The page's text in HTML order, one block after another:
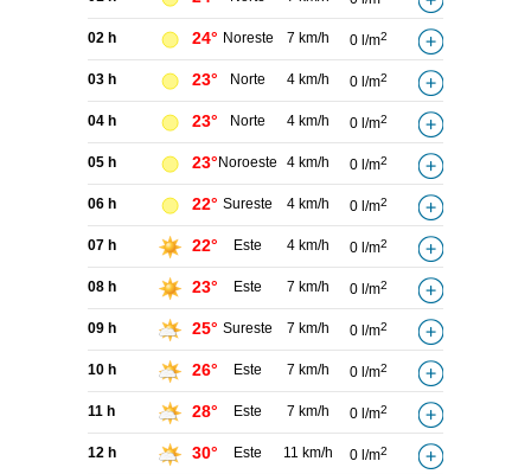
02 h 24° Noreste 7 km/h 0 l/m2
03 h 23° Norte 4 km/h 0 l/m2
04 h 23° Norte 4 km/h 0 l/m2
05 h 23° Noroeste 4 km/h 0 l/m2
06 h 22° Sureste 4 km/h 0 l/m2
07 h 22° Este 4 km/h 0 l/m2
08 h 23° Este 7 km/h 0 l/m2
09 h 25° Sureste 7 km/h 0 l/m2
10 h 26° Este 7 km/h 0 l/m2
11 h 28° Este 7 km/h 0 l/m2
12 h 30° Este 11 km/h 0 l/m2